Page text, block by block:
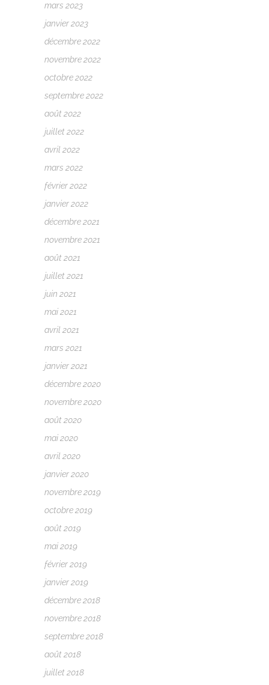
mars 2023
janvier 2023
décembre 2022
novembre 2022
octobre 2022
septembre 2022
août 2022
juillet 2022
avril 2022
mars 2022
février 2022
janvier 2022
décembre 2021
novembre 2021
août 2021
juillet 2021
juin 2021
mai 2021
avril 2021
mars 2021
janvier 2021
décembre 2020
novembre 2020
août 2020
mai 2020
avril 2020
janvier 2020
novembre 2019
octobre 2019
août 2019
mai 2019
février 2019
janvier 2019
décembre 2018
novembre 2018
septembre 2018
août 2018
juillet 2018